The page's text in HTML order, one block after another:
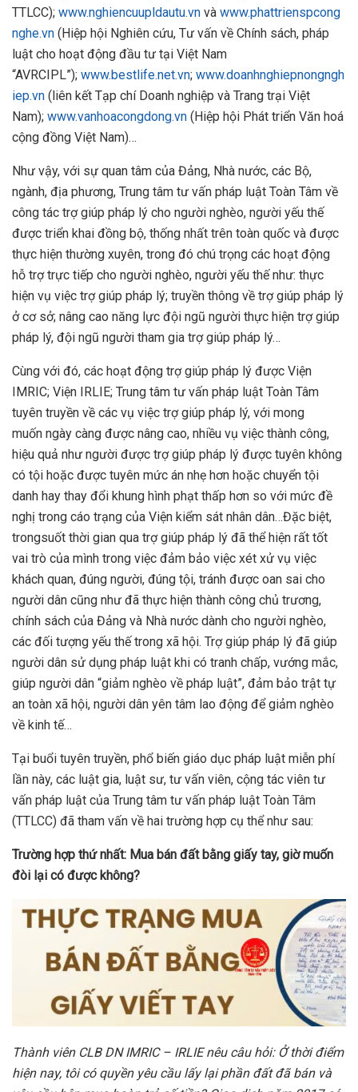
TTLCC); www.nghiencuupldautu.vn và www.phattrienspcong
nghe.vn (Hiệp hội Nghiên cứu, Tư vấn về Chính sách, pháp
luật cho hoạt động đầu tư tại Việt Nam
“AVRCIPL”); www.bestlife.net.vn; www.doanhnghiepnongngh
iep.vn (liên kết Tạp chí Doanh nghiệp và Trang trại Việt
Nam); www.vanhoacongdong.vn (Hiệp hội Phát triển Văn hoá
cộng đồng Việt Nam)…
Như vậy, với sự quan tâm của Đảng, Nhà nước, các Bộ,
ngành, địa phương, Trung tâm tư vấn pháp luật Toàn Tâm về
công tác trợ giúp pháp lý cho người nghèo, người yếu thế
được triển khai đồng bộ, thống nhất trên toàn quốc và được
thực hiện thường xuyên, trong đó chú trọng các hoạt động
hỗ trợ trực tiếp cho người nghèo, người yếu thế như: thực
hiện vụ việc trợ giúp pháp lý; truyền thông về trợ giúp pháp lý
ở cơ sở; nâng cao năng lực đội ngũ người thực hiện trợ giúp
pháp lý, đội ngũ người tham gia trợ giúp pháp lý…
Cùng với đó, các hoạt động trợ giúp pháp lý được Viện
IMRIC; Viện IRLIE; Trung tâm tư vấn pháp luật Toàn Tâm
tuyên truyền về các vụ việc trợ giúp pháp lý, với mong
muốn ngày càng được nâng cao, nhiều vụ việc thành công,
hiệu quả như người được trợ giúp pháp lý được tuyên không
có tội hoặc được tuyên mức án nhẹ hơn hoặc chuyển tội
danh hay thay đổi khung hình phạt thấp hơn so với mức đề
nghị trong cáo trạng của Viện kiểm sát nhân dân…Đặc biệt,
trongsuốt thời gian qua trợ giúp pháp lý đã thể hiện rất tốt
vai trò của mình trong việc đảm bảo việc xét xử vụ việc
khách quan, đúng người, đúng tội, tránh được oan sai cho
người dân cũng như đã thực hiện thành công chủ trương,
chính sách của Đảng và Nhà nước dành cho người nghèo,
các đối tượng yếu thế trong xã hội. Trợ giúp pháp lý đã giúp
người dân sử dụng pháp luật khi có tranh chấp, vướng mắc,
giúp người dân “giảm nghèo về pháp luật”, đảm bảo trật tự
an toàn xã hội, người dân yên tâm lao động để giảm nghèo
về kinh tế…
Tại buổi tuyên truyền, phổ biến giáo dục pháp luật miễn phí
lần này, các luật gia, luật sư, tư vấn viên, cộng tác viên tư
vấn pháp luật của Trung tâm tư vấn pháp luật Toàn Tâm
(TTLCC) đã tham vấn về hai trường hợp cụ thể như sau:
Trường hợp thứ nhất: Mua bán đất bằng giấy tay, giờ muốn
đòi lại có được không?
Thànhviên CLB DN IMRIC – IRLIE nêu câu hỏi: Ở thời điểm
hiện nay, tôi có quyền yêu cầu lấy lại phần đất đã bán và